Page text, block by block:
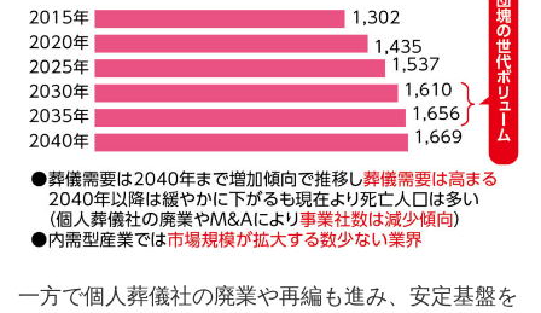
一方で個人葬儀社の廃業や再編も進み、安定基盤を